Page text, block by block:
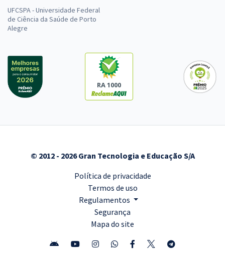
UFCSPA - Universidade Federal
de Ciência da Saúde de Porto
Alegre
RA 1000
© 2012 - 2026 Gran Tecnologia e Educação S/A
Política de privacidade
Termos de uso
Regulamentos
Segurança
Mapa do site